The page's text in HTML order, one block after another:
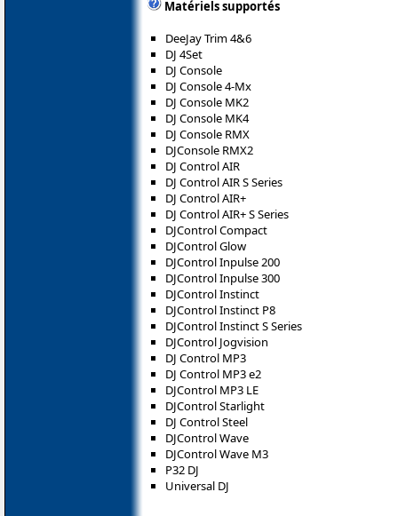
Matériels supportés
DeeJay Trim 4&6
DJ 4Set
DJ Console
DJ Console 4-Mx
DJ Console MK2
DJ Console MK4
DJ Console RMX
DJConsole RMX2
DJ Control AIR
DJ Control AIR S Series
DJ Control AIR+
DJ Control AIR+ S Series
DJControl Compact
DJControl Glow
DJControl Inpulse 200
DJControl Inpulse 300
DJControl Instinct
DJControl Instinct P8
DJControl Instinct S Series
DJControl Jogvision
DJ Control MP3
DJ Control MP3 e2
DJControl MP3 LE
DJControl Starlight
DJ Control Steel
DJControl Wave
DJControl Wave M3
P32 DJ
Universal DJ